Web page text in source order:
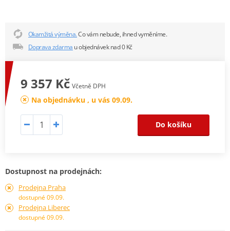
Okamžitá výměna.Co vám nebude, ihned vyměníme.
Doprava zdarma u objednávek nad 0 Kč
9 357 Kč Včetně DPH
Na objednávku , u vás 09.09.
Do košíku
Dostupnost na prodejnách:
Prodejna Praha
dostupné 09.09.
Prodejna Liberec
dostupné 09.09.